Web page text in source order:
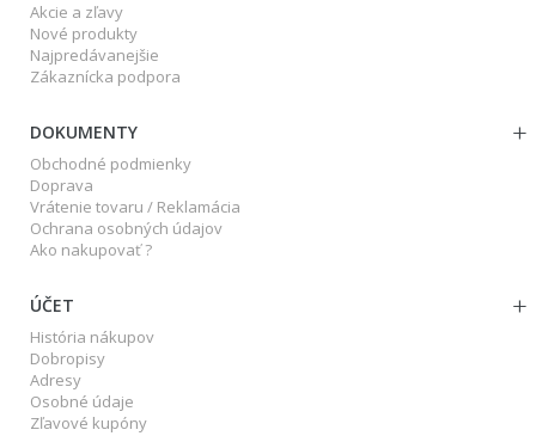
Akcie a zľavy
Nové produkty
Najpredávanejšie
Zákaznícka podpora
DOKUMENTY
Obchodné podmienky
Doprava
Vrátenie tovaru / Reklamácia
Ochrana osobných údajov
Ako nakupovať ?
ÚČET
História nákupov
Dobropisy
Adresy
Osobné údaje
Zľavové kupóny